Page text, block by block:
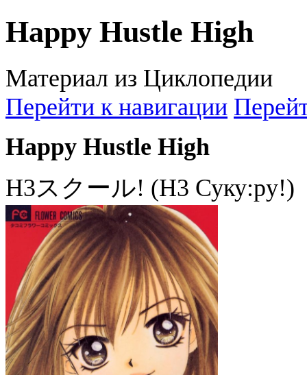
Happy Hustle High
Материал из Циклопедии
Перейти к навигации
Happy Hustle High
H3スクール! (H3 Суку:ру!)